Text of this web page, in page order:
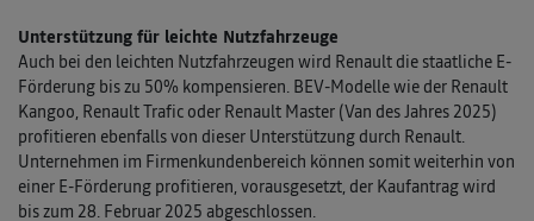
Unterstützung für leichte Nutzfahrzeuge
Auch bei den leichten Nutzfahrzeugen wird Renault die staatliche E-
Förderung bis zu 50% kompensieren. BEV-Modelle wie der Renault
Kangoo, Renault Trafic oder Renault Master (Van des Jahres 2025)
profitieren ebenfalls von dieser Unterstützung durch Renault.
Unternehmen im Firmenkundenbereich können somit weiterhin von
einer E-Förderung profitieren, vorausgesetzt, der Kaufantrag wird
bis zum 28. Februar 2025 abgeschlossen.